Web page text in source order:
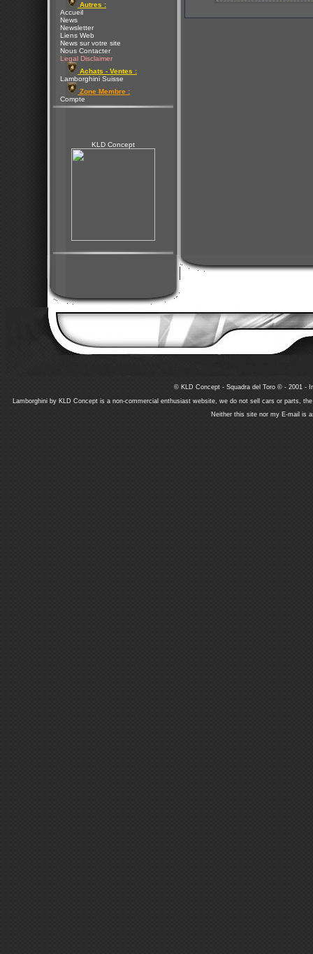
Autres :
Accueil
News
Newsletter
Liens Web
News sur votre site
Nous Contacter
Legal Disclaimer
Achats - Ventes :
Lamborghini Suisse
Zone Membre :
Compte
KLD Concept
© KLD Concept - Squadra del Toro © - 2001 -
Lamborghini by KLD Concept is a non-commercial enthusiast website, we do not sell cars or parts,
Neither this site nor my E-mail is